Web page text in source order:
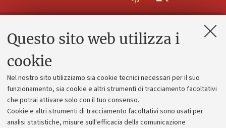
Questo sito web utilizza i
cookie
Nel nostro sito utilizziamo sia cookie tecnici necessari per il suo
funzionamento, sia cookie e altri strumenti di tracciamento facoltativi
che potrai attivare solo con il tuo consenso.
Cookie e altri strumenti di tracciamento facoltativi sono usati per
analisi statistiche, misure sull'efficacia della comunicazione
Contatti e PEC
Alumni community
Piano strategico
Bilanci